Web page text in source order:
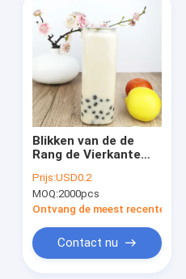
Blikken van de de
Rang de Vierkante
0,5 Litervoedsel met
Blikkendeksel
Prijs:USD0.2
MOQ:2000pcs
Ontvang de meest recente
Contact nu